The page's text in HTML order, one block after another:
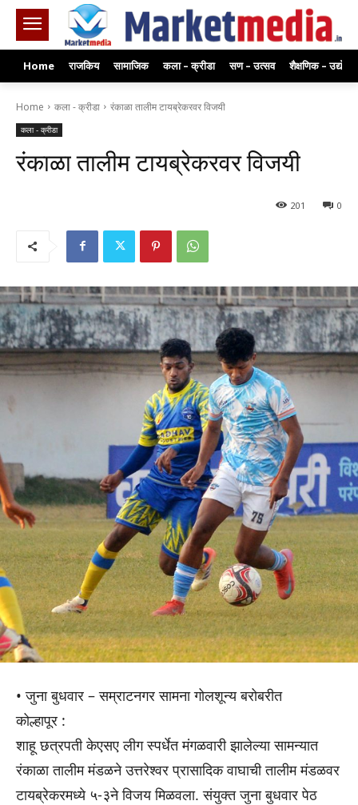
Home राजकिय सामाजिक कला – क्रीडा सण – उत्सव शैक्षणिक – उद्योग
Home कला - क्रीडा रंकाळा तालीम टायब्रेकरवर विजयी
कला - क्रीडा
रंकाळा तालीम टायब्रेकरवर विजयी
0
201
• जुना बुधवार – सम्राटनगर सामना गोलशून्य बरोबरीत
कोल्हापूर :
शाहू छत्रपती केएसए लीग स्पर्धेत मंगळवारी झालेल्या सामन्यात
रंकाळा तालीम मंडळने उत्तरेश्वर प्रासादिक वाघाची तालीम मंडळवर
टायब्रेकरमध्ये ५-३ने विजय मिळवला. संयुक्त जुना बुधवार पेठ